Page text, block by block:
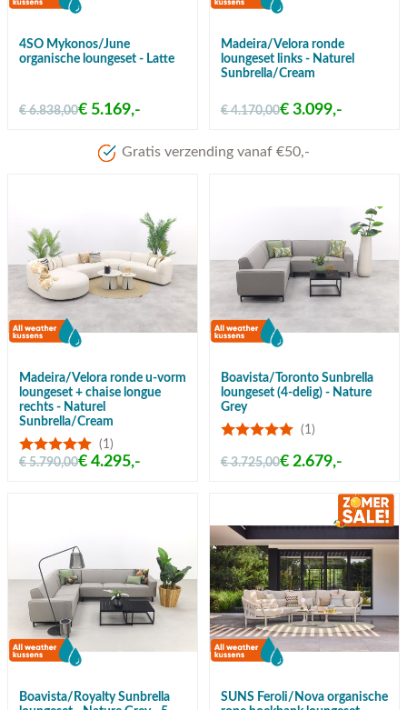
4SO Mykonos/June
organische loungeset - Latte
€ 6.838,00€ 5.169,-
Madeira/Velora ronde
loungeset links - Naturel
Sunbrella/Cream
€ 4.170,00€ 3.099,-
Meer dan 80 jaar ervaring
Madeira/Velora ronde u-vorm
loungeset + chaise longue
rechts - Naturel
Sunbrella/Cream
(1)
€ 5.790,00€ 4.295,-
Boavista/Toronto Sunbrella
loungeset (4-delig) - Nature
Grey
(1)
€ 3.725,00€ 2.679,-
Boavista/Royalty Sunbrella
SUNS Feroli/Nova organische